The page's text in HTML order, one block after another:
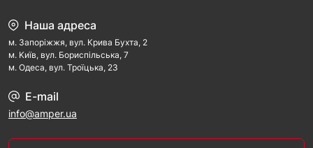
Наша адреса
м. Запорiжжя, вул. Крива Бухта, 2
м. Kиїв, вул. Бориспільська, 7
м. Одеса, вул. Троїцька, 23
E-mail
info@amper.ua